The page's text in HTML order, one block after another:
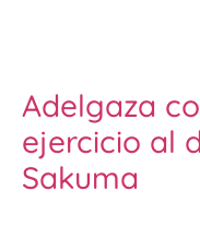
Adelgaza
ejercicio al
Sakuma